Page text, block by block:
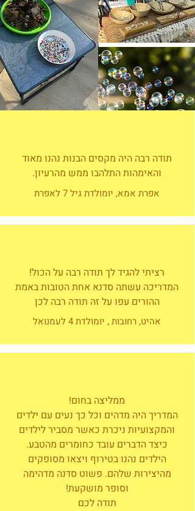
תודה רבה היה מקסים הבנות נהנו מאוד
והאימהות התלהבו ממש מהרעיון.
אפרת אמא, יומולדת גיל 7 לאפרת
רציתי להגיד לך תודה רבה על הכול!
המדריכה עשתה סדנא אחת הטובות באמת
ההורים עפו על זה תודה רבה לכן
אהיט, רחובות , יומולדת 4 לעמנואל
ממליצה בחום!
המדריך היה מדהים וכל כך נעים עם ילדים
והמקצועיות ניכרת כאשר מסביר לילדים
כיצד הדברים עובד כחומרים מהטבע.
הילדים נהנו בטירוף ויצאו מסופקים
מהיצירות שלהם. פשוט סדנה מדהימה
וסופר מושקעת!
תודה לכם